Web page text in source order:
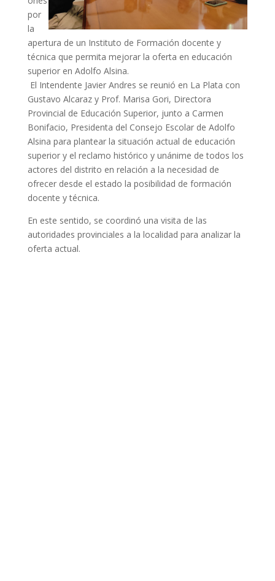
por
la
apertura de un Instituto de Formación docente y
técnica que permita mejorar la oferta en educación
superior en Adolfo Alsina.
El Intendente Javier Andres se reunió en La Plata con
Gustavo Alcaraz y Prof. Marisa Gori, Directora
Provincial de Educación Superior, junto a Carmen
Bonifacio, Presidenta del Consejo Escolar de Adolfo
Alsina para plantear la situación actual de educación
superior y el reclamo histórico y unánime de todos los
actores del distrito en relación a la necesidad de
ofrecer desde el estado la posibilidad de formación
docente y técnica.
En este sentido, se coordinó una visita de las
autoridades provinciales a la localidad para analizar la
oferta actual.